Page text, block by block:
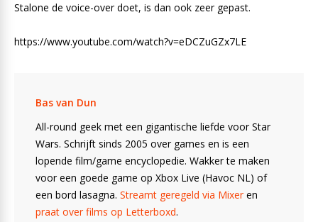
Stalone de voice-over doet, is dan ook zeer gepast.
https://www.youtube.com/watch?v=eDCZuGZx7LE
Bas van Dun
All-round geek met een gigantische liefde voor Star
Wars. Schrijft sinds 2005 over games en is een
lopende film/game encyclopedie. Wakker te maken
voor een goede game op Xbox Live (Havoc NL) of
een bord lasagna. Streamt geregeld via Mixeren
praat over films op Letterboxd.